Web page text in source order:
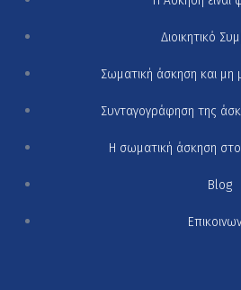
Διοικητικό
Σωματική άσκηση και μη
Συνταγογράφηση της
Η σωματική άσκηση
Blog